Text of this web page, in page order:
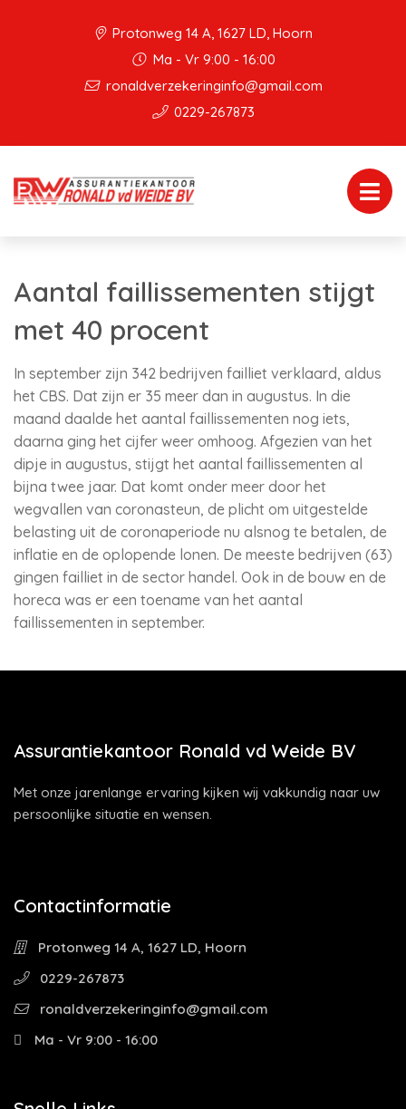
Protonweg 14 A, 1627 LD, Hoorn
Ma - Vr 9:00 - 16:00
ronaldverzekeringinfo@gmail.com
0229-267873
Aantal faillissementen stijgt
met 40 procent
In september zijn 342 bedrijven failliet verklaard, aldus
het CBS. Dat zijn er 35 meer dan in augustus. In die
maand daalde het aantal faillissementen nog iets,
daarna ging het cijfer weer omhoog. Afgezien van het
dipje in augustus, stijgt het aantal faillissementen al
bijna twee jaar. Dat komt onder meer door het
wegvallen van coronasteun, de plicht om uitgestelde
belasting uit de coronaperiode nu alsnog te betalen, de
inflatie en de oplopende lonen. De meeste bedrijven (63)
gingen failliet in de sector handel. Ook in de bouw en de
horeca was er een toename van het aantal
faillissementen in september.
Assurantiekantoor Ronald vd Weide BV
Met onze jarenlange ervaring kijken wij vakkundig naar uw
persoonlijke situatie en wensen.
Contactinformatie
Protonweg 14 A, 1627 LD, Hoorn
0229-267873
ronaldverzekeringinfo@gmail.com
Ma - Vr 9:00 - 16:00